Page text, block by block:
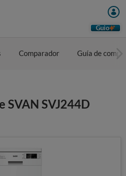
Guio
Comparador Guía de
SVAN SVJ244D